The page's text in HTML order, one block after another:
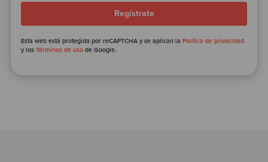
Esta web está protegida por reCAPTCHA y se aplican laPolítica de privacidad
y losTérminos de uso de Google.